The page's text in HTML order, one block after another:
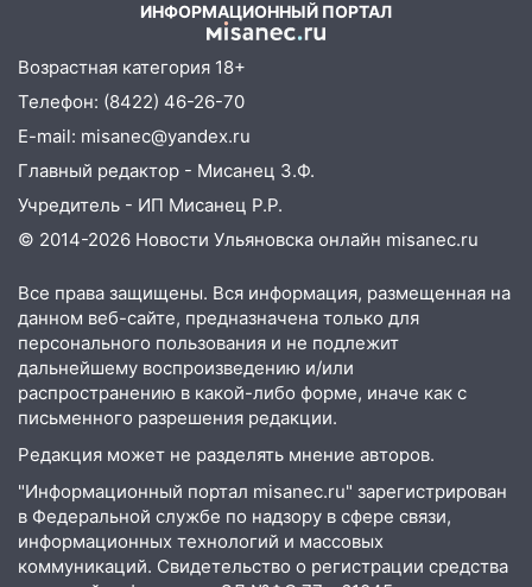
ИНФОРМАЦИОННЫЙ ПОРТАЛ
Возрастная категория 18+
Телефон: (8422) 46-26-70
E-mail: misanec@yandex.ru
Главный редактор - Мисанец З.Ф.
Учредитель - ИП Мисанец Р.Р.
© 2014-2026 Новости Ульяновска онлайн misanec.ru
Все права защищены. Вся информация, размещенная на
данном веб-сайте, предназначена только для
персонального пользования и не подлежит
дальнейшему воспроизведению и/или
распространению в какой-либо форме, иначе как с
письменного разрешения редакции.
Редакция может не разделять мнение авторов.
"Информационный портал misanec.ru" зарегистрирован
в Федеральной службе по надзору в сфере связи,
информационных технологий и массовых
коммуникаций. Свидетельство о регистрации средства